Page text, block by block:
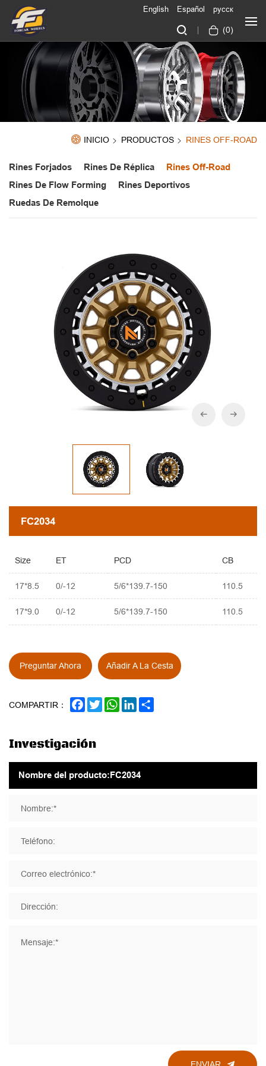
(0)
English Español русск
INICIO PRODUCTOS RINES OFF-ROAD
Rines Forjados Rines De Réplica
Rines Off-Road
Rines De Flow Forming
Rines Deportivos
Ruedas De Remolque
FC2034
Size ET PCD CB
17*8.5 0/-12 5/6*139.7-150 110.5
17*9.0 0/-12 5/6*139.7-150 110.5
Preguntar Ahora Añadir A La Cesta
COMPARTIR： FACEBOOK
TWITTERWHATSAPP
LINKEDIN
Investigación
Nombre:*
Teléfono:
Correo electrónico:*
Dirección:
Mensaje:*